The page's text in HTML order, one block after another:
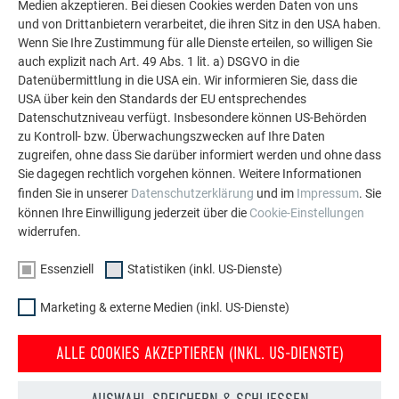
Die PREFA Referenzgalerie zeigt, wie vielseitig
Aluminium eingesetzt werden kann. Entdecken Sie
weitere beeindruckende Projekte mit den langlebigen
PREFA Aluminiumlösungen für Dach, Solar und
Fassade.
MEHR REFERENZEN ANSEHEN
Medien akzeptieren. Bei diesen Cookies werden Daten von uns
und von Drittanbietern verarbeitet, die ihren Sitz in den USA haben.
Wenn Sie Ihre Zustimmung für alle Dienste erteilen, so willigen Sie
auch explizit nach Art. 49 Abs. 1 lit. a) DSGVO in die
Datenübermittlung in die USA ein. Wir informieren Sie, dass die
USA über kein den Standards der EU entsprechendes
Datenschutzniveau verfügt. Insbesondere können US-Behörden
zu Kontroll- bzw. Überwachungszwecken auf Ihre Daten
zugreifen, ohne dass Sie darüber informiert werden und ohne dass
Sie dagegen rechtlich vorgehen können. Weitere Informationen
finden Sie in unserer Datenschutzerklärung und im Impressum. Sie
können Ihre Einwilligung jederzeit über die Cookie-Einstellungen
widerrufen.
Essenziell Statistiken (inkl. US-Dienste)
Marketing & externe Medien (inkl. US-Dienste)
ALLE COOKIES AKZEPTIEREN (INKL. US-DIENSTE)